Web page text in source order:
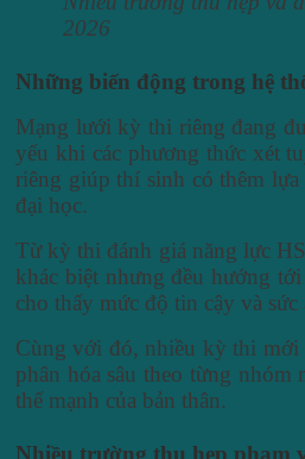
2026
Những biến động trong hệ
Mạng lưới kỳ thi riêng đang
yếu khi các phương thức xét
riêng giúp thí sinh có thêm
đại học.
Từ kỳ thi đánh giá năng lực
khác biệt nhưng đều hướng
cho thấy mức độ tin cậy và
Cùng với đó, nhiều kỳ thi mới
phân hóa sâu theo từng
thế mạnh của bản thân.
Nhiều trường thu hẹp phạm